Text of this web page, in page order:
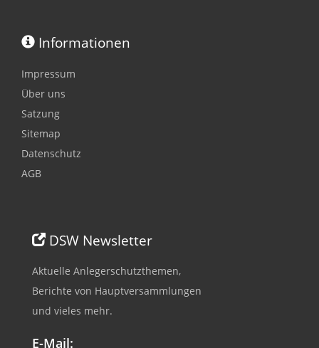
Informationen
Impressum
Über uns
Satzung
Sitemap
Datenschutz
AGB
DSW Newsletter
Aktuelle Anlegerschutzthemen,
Berichte von Hauptversammlungen
und vieles mehr.
E-Mail: